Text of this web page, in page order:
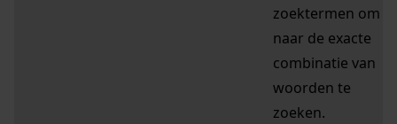
zoektermen om
naar de exacte
combinatie van
woorden te
zoeken.